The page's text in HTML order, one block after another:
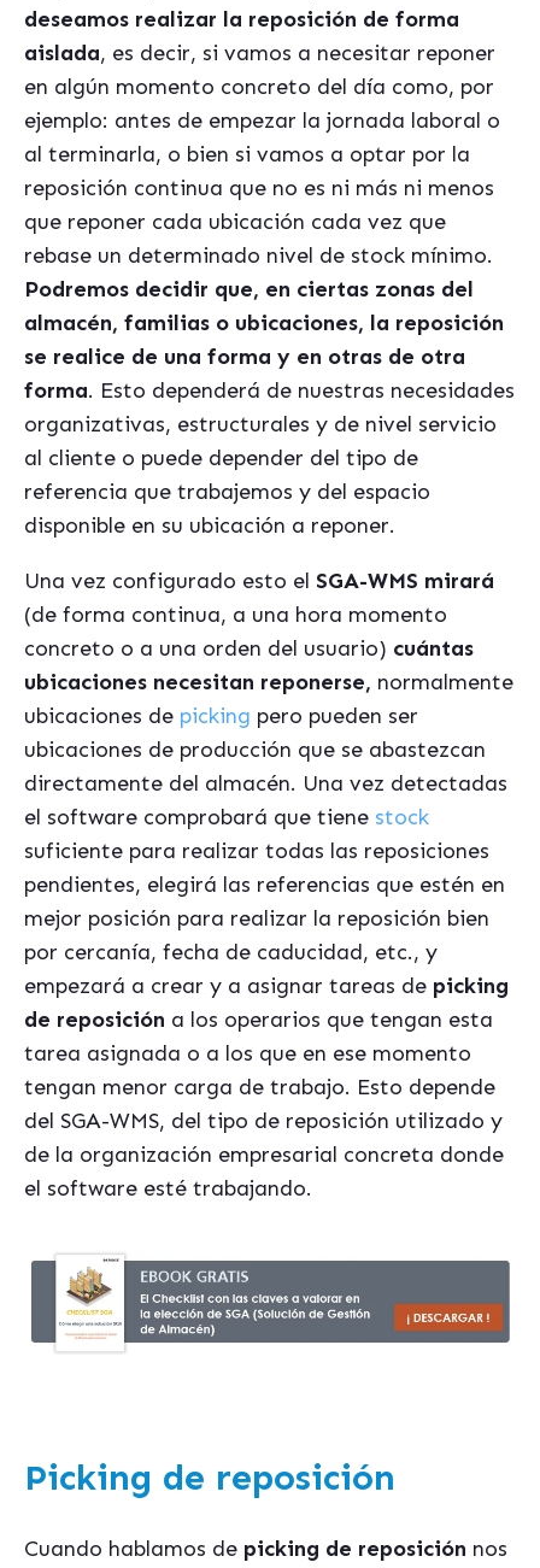
deseamos realizar la reposición de forma
aislada, es decir, si vamos a necesitar reponer
en algún momento concreto del día como, por
ejemplo: antes de empezar la jornada laboral o
al terminarla, o bien si vamos a optar por la
reposición continua que no es ni más ni menos
que reponer cada ubicación cada vez que
rebase un determinado nivel de stock mínimo.
Podremos decidir que, en ciertas zonas del
almacén, familias o ubicaciones, la reposición
se realice de una forma y en otras de otra
forma. Esto dependerá de nuestras necesidades
organizativas, estructurales y de nivel servicio
al cliente o puede depender del tipo de
referencia que trabajemos y del espacio
disponible en su ubicación a reponer.
Una vez configurado esto el SGA-WMS mirará
(de forma continua, a una hora momento
concreto o a una orden del usuario) cuántas
ubicaciones necesitan reponerse, normalmente
ubicaciones de picking pero pueden ser
ubicaciones de producción que se abastezcan
directamente del almacén. Una vez detectadas
el software comprobará que tiene stock
suficiente para realizar todas las reposiciones
pendientes, elegirá las referencias que estén en
mejor posición para realizar la reposición bien
por cercanía, fecha de caducidad, etc., y
empezará a crear y a asignar tareas de picking
de reposición a los operarios que tengan esta
tarea asignada o a los que en ese momento
tengan menor carga de trabajo. Esto depende
del SGA-WMS, del tipo de reposición utilizado y
de la organización empresarial concreta donde
el software esté trabajando.
Picking de reposición
Cuando hablamos de picking de reposición nos